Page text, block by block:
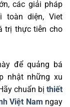
các giải pháp
toàn diện, Viet
trị thực tiễn cho
để quảng bá
nhật những xu
chuẩn bị thiết
Việt Nam ngay